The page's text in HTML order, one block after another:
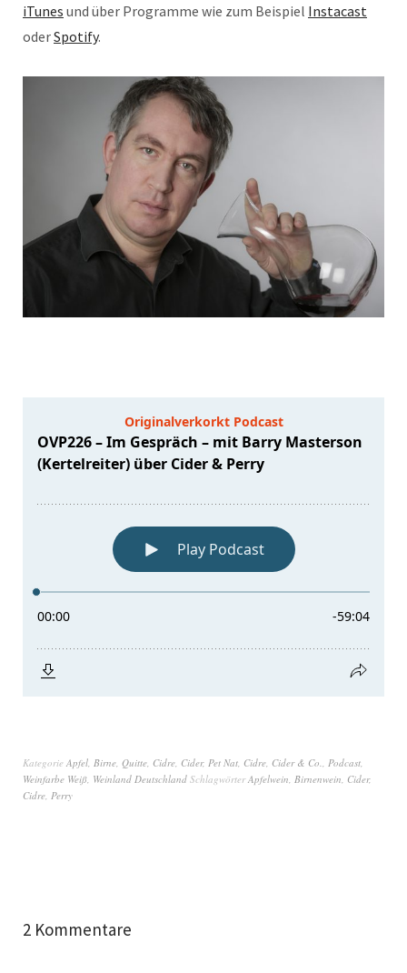
iTunes und über Programme wie zum Beispiel Instacast
oderSpotify.
Kategorie Apfel, Birne, Quitte, Cidre, Cider, Pet Nat Cidre, Cider & Co. Podcast
Weinfarbe Weiß Weinland Deutschland SchlagwörterApfelwein Birnenwein Cider,
Cidre Perry
2 Kommentare